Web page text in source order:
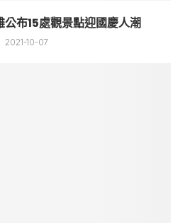
公布15處觀景點迎國慶人潮
2021-10-07